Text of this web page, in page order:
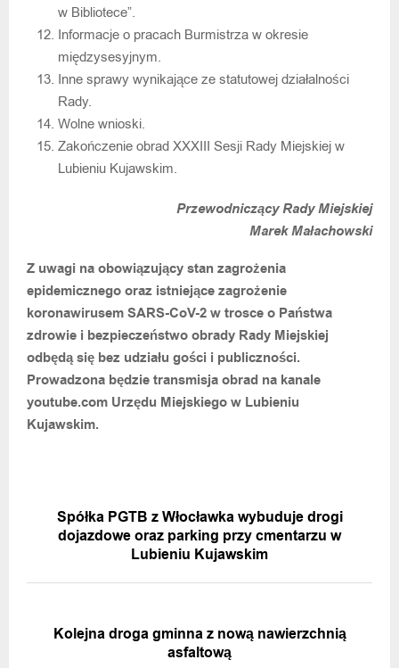
w Bibliotece”.
Informacje o pracach Burmistrza w okresie
międzysesyjnym.
Inne sprawy wynikające ze statutowej działalności
Rady.
Wolne wnioski.
Zakończenie obrad XXXIII Sesji Rady Miejskiej w
Lubieniu Kujawskim.
Przewodniczący Rady Miejskiej
Marek Małachowski
Z uwagi na obowiązujący stan zagrożenia
epidemicznego oraz istniejące zagrożenie
koronawirusem SARS-CoV-2 w trosce o Państwa
zdrowie i bezpieczeństwo obrady Rady Miejskiej
odbędą się bez udziału gości i publiczności.
Prowadzona będzie transmisja obrad na kanale
youtube.com Urzędu Miejskiego w Lubieniu
Kujawskim.
Spółka PGTB z Włocławka wybuduje drogi
dojazdowe oraz parking przy cmentarzu w
Lubieniu Kujawskim
Kolejna droga gminna z nową nawierzchnią
asfaltową